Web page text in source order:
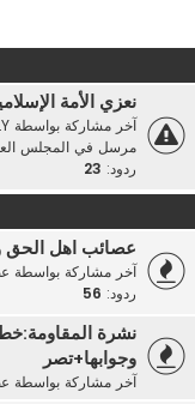
نعزي الأمة
آخر مشاركة بواسطة
مرسل في المجلس
ردود: 23
عصائب اهل الحق
آخر مشاركة بواسطة
ردود: 56
نشرة
وجوابها+تصر
آخر مشاركة بواسطة